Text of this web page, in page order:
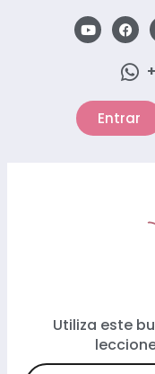
Entrar
Utiliza este